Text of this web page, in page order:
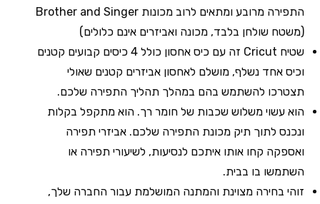
התפירה מרובע ומתאים לרוב מכונות Brother and Singer
(משטח שולחן בלבד, מכונה ואביזרים אינם כלולים)
שטיח Criсut זה עם כיס אחסון כולל 4 כיסים קבועים קטנים
וכיס אחד נשלף, מושלם לאחסון אביזרים קטנים שאולי
תצטרכו להשתמש בהם במהלך תהליך התפירה שלכם.
הוא עשוי משלוש שכבות של חומר רך. הוא מתקפל בקלות
ונכנס לתוך תיק מכונת התפירה שלכם. אביזרי תפירה
ואספקה קחו אותו איתכם לנסיעות, לשיעורי תפירה או
השתמשו בו בבית.
זוהי בחירה מצוינת והמתנה המושלמת עבור החברה שלך,